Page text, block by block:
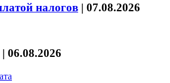
налогов | 07.08.2026
| 06.08.2026